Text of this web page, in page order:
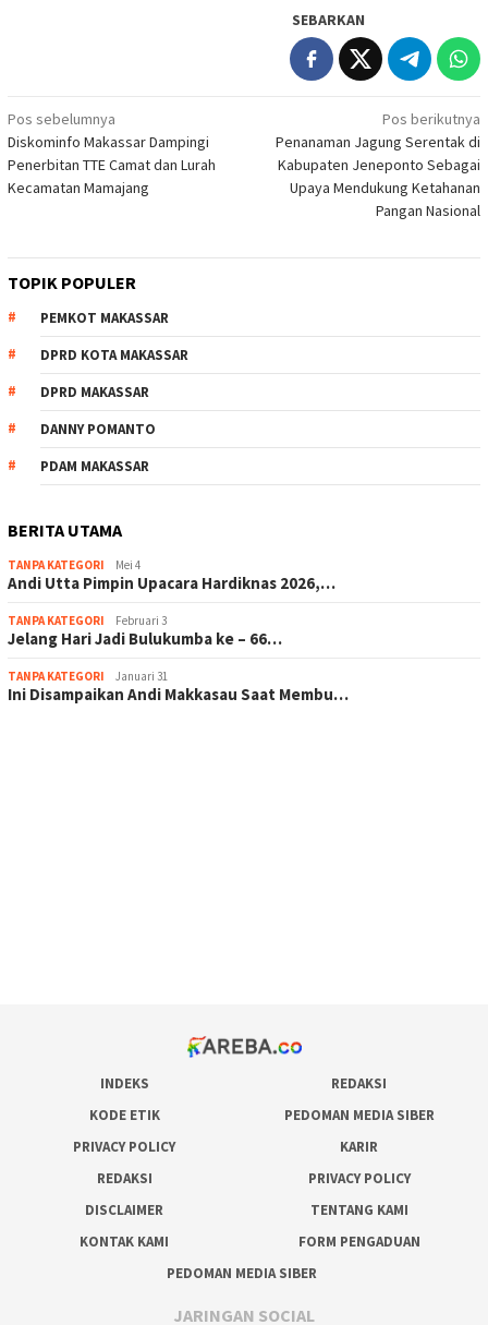
SEBARKAN
Navigasi
pos
Pos sebelumnya
Diskominfo Makassar Dampingi
Penerbitan TTE Camat dan Lurah
Kecamatan Mamajang
Pos berikutnya
Penanaman Jagung Serentak di
Kabupaten Jeneponto Sebagai
Upaya Mendukung Ketahanan
Pangan Nasional
TOPIK POPULER
PEMKOT MAKASSAR
DPRD KOTA MAKASSAR
DPRD MAKASSAR
DANNY POMANTO
PDAM MAKASSAR
BERITA UTAMA
TANPA KATEGORI Mei 4
Andi Utta Pimpin Upacara Hardiknas 2026,…
TANPA KATEGORI Februari 3
Jelang Hari Jadi Bulukumba ke – 66…
TANPA KATEGORI Januari 31
Ini Disampaikan Andi Makkasau Saat Membu…
INDEKS
REDAKSI
KODE ETIK
PEDOMAN MEDIA SIBER
PRIVACY POLICY
KARIR
REDAKSI
PRIVACY POLICY
DISCLAIMER
TENTANG KAMI
KONTAK KAMI
FORM PENGADUAN
PEDOMAN MEDIA SIBER
JARINGAN SOCIAL